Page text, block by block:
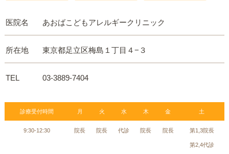
医院名 あおばこどもアレルギークリニック
所在地 東京都足立区梅島１丁目４−３
TEL 03-3889-7404
診療受付時間 月 火 水 木 金 土
9:30-12:30 院長 院長 代診 院長 院長 第1,3院長
第2,4代診